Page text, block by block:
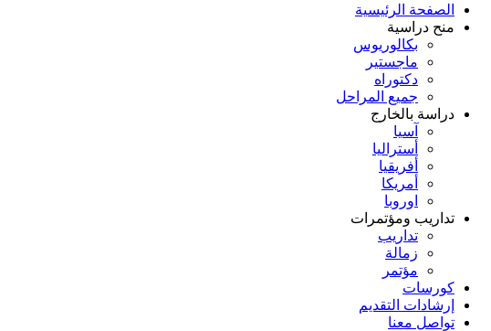
الصفحة الرئيسية
منح دراسية
بكالوريوس
ماجستير
دكتوراه
جميع المراحل
دراسة بالخارج
آسيا
أستراليا
أفريقيا
أمريكا
اوروبا
تداريب ومؤتمرات
تداريب
زمالة
مؤتمر
كورسات
إرشادات التقديم
تواصل معنا